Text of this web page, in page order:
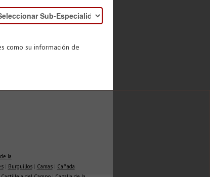
como su información de
la
| Burguillos| Camas| Cañada